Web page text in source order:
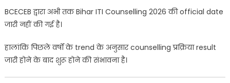
BCECEB द्वारा अभी तक Bihar ITI Counselling 2026 की official date
जारी नहीं की गई है।
हालांकि पिछले वर्षों के trend के अनुसार counselling प्रक्रिया result
जारी होने के बाद शुरू होने की संभावना है।